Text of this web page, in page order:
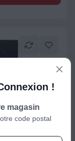
!
magasin
code postal